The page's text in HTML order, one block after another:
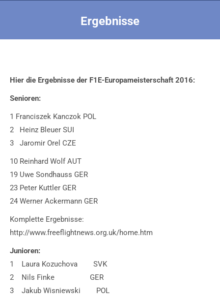
Ergebnisse
Hier die Ergebnisse der F1E-Europameisterschaft 2016:
Senioren:
1 Franciszek Kanczok POL
2 Heinz Bleuer SUI
3 Jaromir Orel CZE
10 Reinhard Wolf AUT
19 Uwe Sondhauss GER
23 Peter Kuttler GER
24 Werner Ackermann GER
Komplette Ergebnisse:
http://www.freeflightnews.org.uk/home.htm
Junioren:
1 Laura Kozuchova SVK
2 Nils Finke GER
3 Jakub Wisniewski POL